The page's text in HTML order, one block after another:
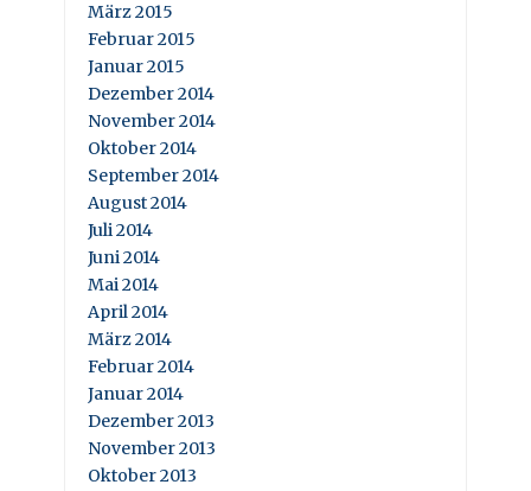
März 2015
Februar 2015
Januar 2015
Dezember 2014
November 2014
Oktober 2014
September 2014
August 2014
Juli 2014
Juni 2014
Mai 2014
April 2014
März 2014
Februar 2014
Januar 2014
Dezember 2013
November 2013
Oktober 2013